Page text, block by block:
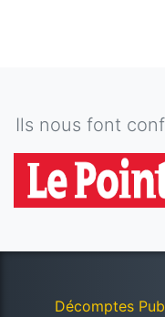
Ils nous font
Décomptes